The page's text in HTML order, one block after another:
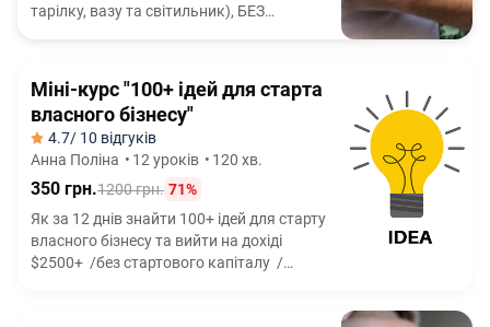
тарілку, вазу та світильник), БЕЗ
Міні-курс "100+ ідей для старта
власного бізнесу"
4.7/ 10 відгуків
Анна Поліна • 12 уроків • 120 хв.
350 грн.1200 грн. 71%
Як за 12 днів знайти 100+ ідей для старту
власного бізнесу та вийти на дохіді
$2500+ /без стартового капіталу /